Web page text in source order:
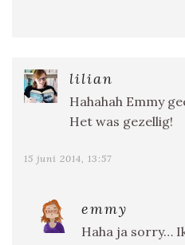
lilian
Hahahah Emmy
Het was gezellig!
15 juni 2014, 13:57
emmy
Haha ja sorry…